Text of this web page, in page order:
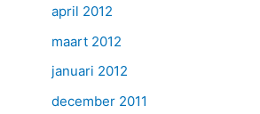
april 2012
maart 2012
januari 2012
december 2011